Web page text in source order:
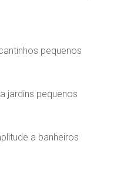
pequenos
jardins pequenos
a banheiros